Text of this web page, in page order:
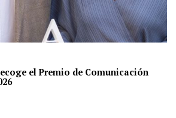
el Premio de Comunicación